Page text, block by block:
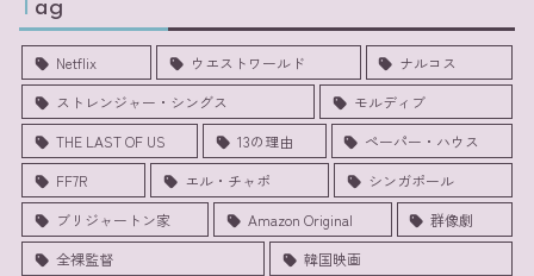
Tag
Netflix ウエストワールド
ナルコス
ストレンジャー・シングス
モルディブ
THE LAST OF US
13の理由
ペーパー・ハウス
FF7R
エル・チャポ
シンガポール
ブリジャートン家
Amazon Original
群像劇
全裸監督
韓国映画